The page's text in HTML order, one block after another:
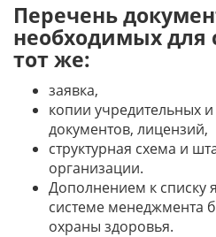
Перечень
необходимых
тот же:
заявка,
копии учредительных
документов, лицензий,
структурная схема и
организации.
Дополнением к списку
системе менеджмента
охраны здоровья.